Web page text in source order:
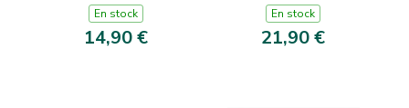
En stock
14,90 €
En stock
21,90 €